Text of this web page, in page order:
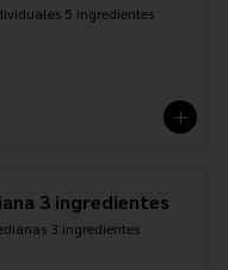
5 ingredientes
3 ingredientes
3 ingredientes